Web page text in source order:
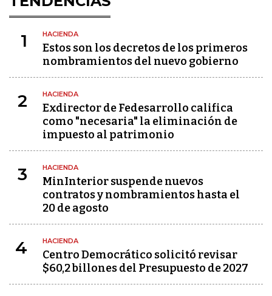
1 HACIENDA
Estos son los decretos de los primeros
nombramientos del nuevo gobierno
2 HACIENDA
Exdirector de Fedesarrollo califica
como "necesaria" la eliminación de
impuesto al patrimonio
3 HACIENDA
MinInterior suspende nuevos
contratos y nombramientos hasta el
20 de agosto
4 HACIENDA
Centro Democrático solicitó revisar
$60,2 billones del Presupuesto de 2027